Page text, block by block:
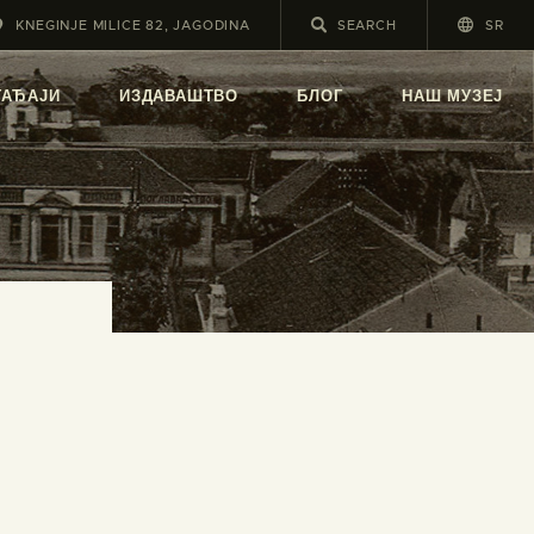
KNEGINJE MILICE 82, JAGODINA SR
ИЗДАВАШТВО БЛОГ НАШ МУЗЕЈ